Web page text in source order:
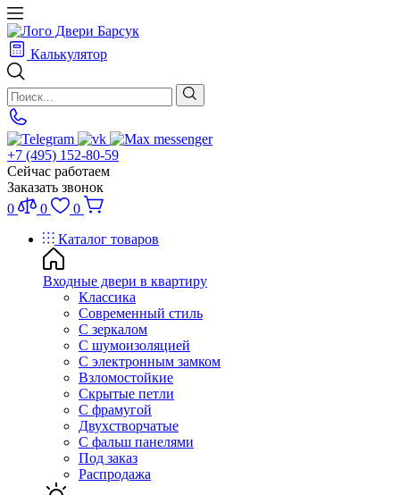
Калькулятор
+7 (495) 152-80-59
Сейчас работаем
Заказать звонок
0
0
0
Каталог товаров
Входные двери в квартиру
Классика
Современный стиль
С зеркалом
С шумоизоляцией
С электронным замком
Взломостойкие
Скрытые петли
С фрамугой
Двухстворчатые
С фальш панелями
Под заказ
Распродажа